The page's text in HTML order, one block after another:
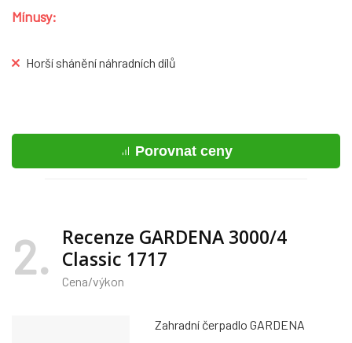
Mínusy:
Horší shánění náhradních dílů
Porovnat ceny
2
Recenze GARDENA 3000/4
Classic 1717
Cena/výkon
Zahradní čerpadlo GARDENA